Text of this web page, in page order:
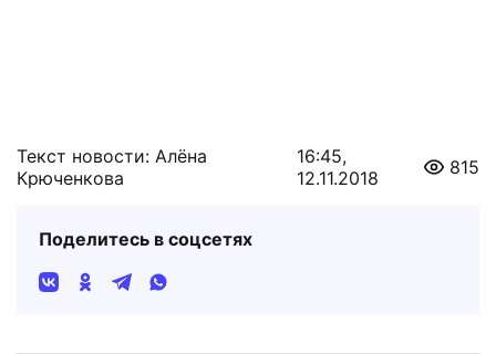
Текст новости: Алёна
Крюченкова
16:45,
12.11.2018
815
Поделитесь в соцсетях